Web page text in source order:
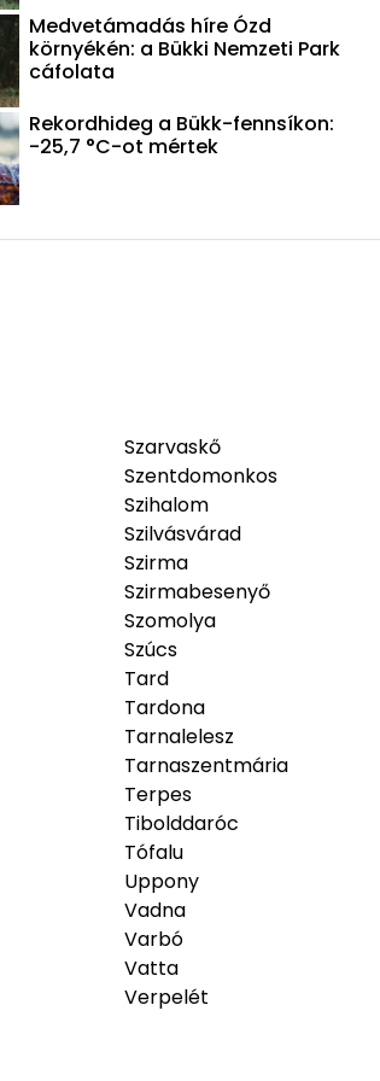
Medvetámadás híre Ózd
környékén: a Bükki Nemzeti Park
cáfolata
Rekordhideg a Bükk-fennsíkon:
-25,7 °C-ot mértek
Szarvaskő
Szentdomonkos
Szihalom
Szilvásvárad
Szirma
Szirmabesenyő
Szomolya
Szúcs
Tard
Tardona
Tarnalelesz
Tarnaszentmária
Terpes
Tibolddaróc
Tófalu
Uppony
Vadna
Varbó
Vatta
Verpelét